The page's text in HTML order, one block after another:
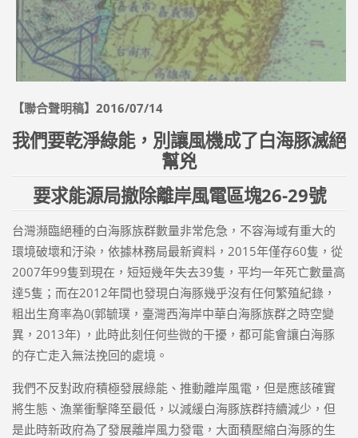
【聯合聲明稿】2016/07/14
我們要乾淨綠能，別讓風機成了白海豚滅絕
幫兇
要求能源局撤除離岸風電區塊26-29號
台灣瀕臨絕種的白海豚族群數量非常危急，不容海域有重大的
環境破壞和汙染，依據林務局最新資料，2015年僅存60隻，從
2007年99隻到現在，短短幾年失去39隻，平均一年死亡數量高
達5隻；而在2012年間也發現白海豚幾乎沒有任何繁殖紀錄，
粗出生育率為0(郭毓璞，臺灣西海岸中華白海豚族群之時空變
異，2013年) ，此時此刻任何些微的干擾，都可能會讓白海豚
的存亡走入無法挽回的處境。
我們不反對政府積極發展綠能、推動離岸風電，但是應該確實
將生態、漁業衝擊降至最低，以減緩白海豚族群持續減少，但
是此時新政府為了發展離岸風力發電，大面積壓縮白海豚的生